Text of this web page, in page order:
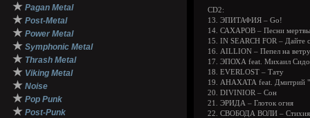
★ Pagan Metal
★ Post-Metal
★ Power Metal
★ Symphonic Metal
★ Thrash Metal
★ Viking Metal
★ Noise
★ Pop Punk
★ Post-Punk
CD2:
13. ЭПИТАФИЯ – Go!
14. САХАРОВ – Песни
15. IN SEARCH FOR – Дайте
16. AILLION – Пепел на ветру
17. ЭПОХА feat. Михаил
18. EVERLOST – Тату
19. АНАХАТА feat. Дмитрий
20. DIVINIOR – Сон
21. ЭРИДА – Глоток огня
22. СВОБОДА ВОЛИ – Стихия